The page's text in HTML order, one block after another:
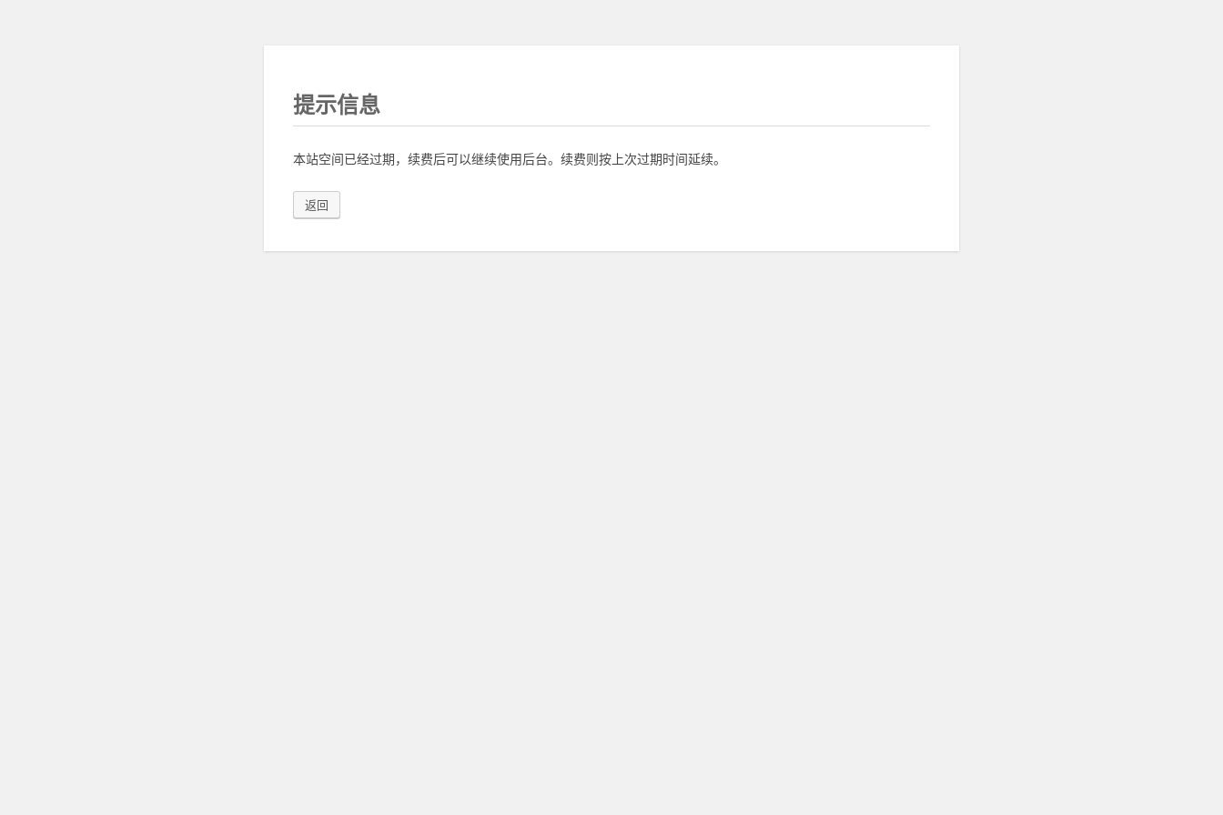
提示信息
本站空间已经过期，续费后可以继续使用后台。续费则按上次过期时间延续。
返回